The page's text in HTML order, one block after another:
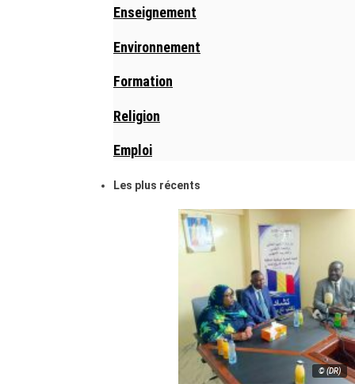
Enseignement
Environnement
Formation
Religion
Emploi
Les plus récents
© (DR)